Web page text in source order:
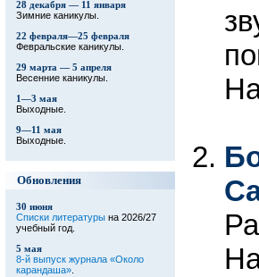
28 декабря — 11 января
Зимние каникулы.
22 февраля—25 февраля
Февральские каникулы.
29 марта — 5 апреля
Весенние каникулы.
1—3 мая
Выходные.
9—11 мая
Выходные.
Обновления
30 июня
Списки литературына 2026/27
учебный год.
5 мая
8-й выпуск журнала «Около
карандаша».